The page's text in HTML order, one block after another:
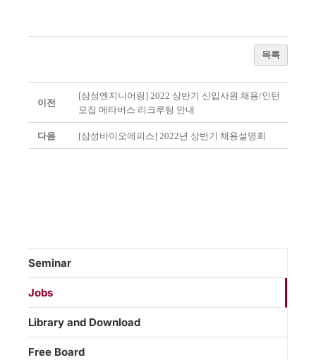
목록
이전
[삼성엔지니어링] 2022 상반기 신입사원 채용/인턴
모집 메타버스 리크루팅 안내
다음 [삼성바이오에피스] 2022년 상반기 채용설명회
Seminar
Jobs
Library and Download
Free Board